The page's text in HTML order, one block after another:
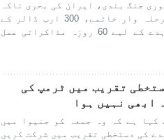
جنگ بندی، ایران کی بحری ناکہ
بندی کے خاتمے، پابندیوں کے مرحلہ وار خاتمے، 300 ارب ڈالر کے
تعمیر نو منصوبے اور حتمی معاہدے کے لیے 60 روزہ مذاکراتی عمل
تقریب میں ٹرمپ کی
ابھی نہیں ہوا
کہا ہے کہ وہ جمعہ کو جنیوا میں
کی دستخطی تقریب میں شرکت کریں